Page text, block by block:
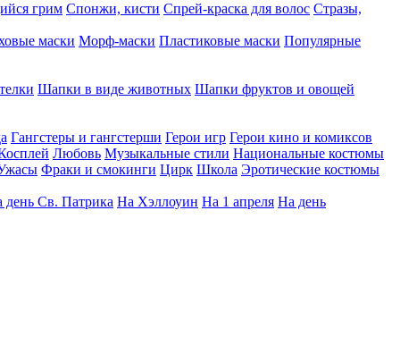
грим Спонжи, кисти Спрей-краска для волос Стразы,
маски Морф-маски Пластиковые маски Популярные
Шапки в виде животных Шапки фруктов и овощей
Гангстеры и гангстерши Герои игр Герои кино и комиксов
Любовь Музыкальные стили Национальные костюмы
Фраки и смокинги Цирк Школа Эротические костюмы
день Св. Патрика На Хэллоуин На 1 апреля На день